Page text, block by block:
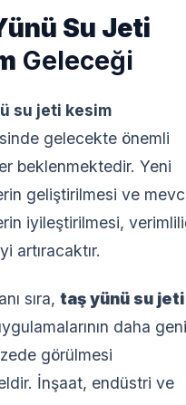
Su Jeti
Geleceği
su jeti kesim
gelecekte önemli
beklenmektedir. Yeni
geliştirilmesi ve
iyileştirilmesi,
artıracaktır.
sıra, taş yünü su jeti
daha
görülmesi
İnşaat, endüstri ve